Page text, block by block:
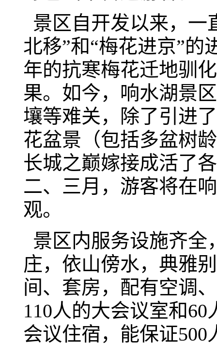
景区自开发以来，一
北移”和“梅花进京”的
年的抗寒梅花迁地驯
果。如今，响水湖景
壤等难关，除了引进
花盆景（包括多盆树
长城之巅嫁接成活了
二、三月，游客将在
观。
景区内服务设施齐全
庄，依山傍水，典雅
间、套房，配有空调
110人的大会议室和
会议住宿，能保证